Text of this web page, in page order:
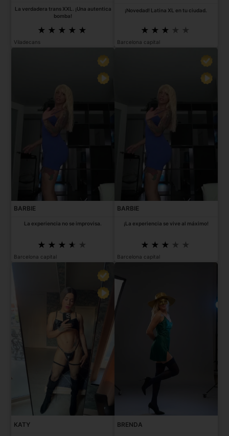
La verdadera trans XXL. ¡Una autentica
bomba!
Viladecans
¡Novedad! Latina XL en tu ciudad.
Barcelona capital
BARBIE
La experiencia no se improvisa.
Barcelona capital
BARBIE
¡La experiencia se vive al máximo!
Barcelona capital
KATY BRENDA